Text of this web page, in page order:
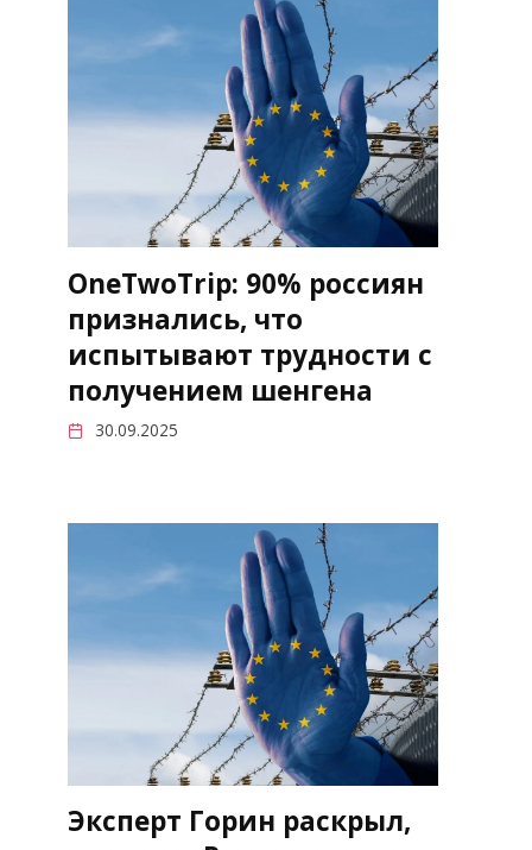
OneTwoTrip: 90% россиян
признались, что
испытывают трудности с
получением шенгена
30.09.2025
Эксперт Горин раскрыл,